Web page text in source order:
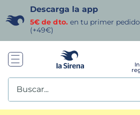
Descarga la app
5€ de dto. en tu primer pedido
(+49€)
Buscar...